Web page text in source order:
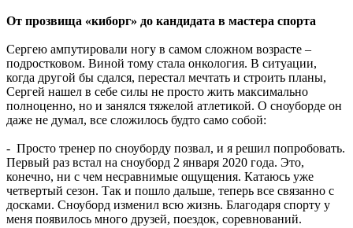
От прозвища «киборг» до кандидата в мастера спорта
Сергею ампутировали ногу в самом сложном возрасте –
подростковом. Виной тому стала онкология. В ситуации,
когда другой бы сдался, перестал мечтать и строить планы,
Сергей нашел в себе силы не просто жить максимально
полноценно, но и занялся тяжелой атлетикой. О сноуборде он
даже не думал, все сложилось будто само собой:
- Просто тренер по сноуборду позвал, и я решил попробовать.
Первый раз встал на сноуборд 2 января 2020 года. Это,
конечно, ни с чем несравнимые ощущения. Катаюсь уже
четвертый сезон. Так и пошло дальше, теперь все связанно с
досками. Сноуборд изменил всю жизнь. Благодаря спорту у
меня появилось много друзей, поездок, соревнований.